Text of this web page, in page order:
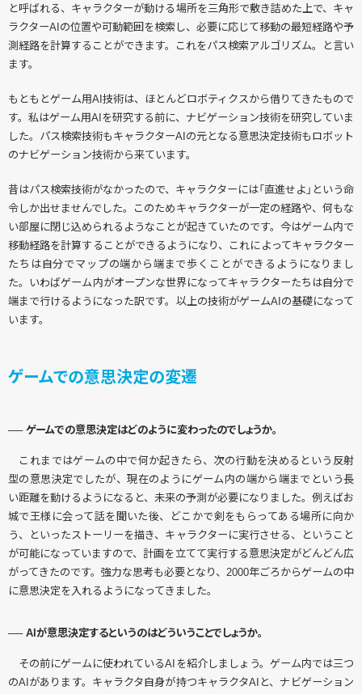
と呼ばれる、キャラクターが動ける場所を三角形で敷き詰めた上で、キャ
ラクターAIの位置や可動範囲を検索し、必要に応じて移動の最短経路や予
測経路を計算することができます。これをパス検索アルゴリズム。と言い
ます。
もともとゲーム用AI技術は、ほとんどロボティクスから借りてきたもので
す。私はゲーム用AIを研究する前に、ナビゲーション技術を研究していま
した。パス検索技術もキャラクターAIの元となる意思決定技術もロボット
のナビゲーション技術から来ています。
昔はパス検索技術がなかったので、キャラクターには「直進せよ」という命
令しか出せませんでした。このためキャラクターが一定の経路や、何もな
い部屋に閉じ込められるようなことが起きていたのです。今はゲーム内で
移動経路を計算することができるようになり、これによってキャラクター
たちは自分でマップの端から端まで歩くことができるようになりまし
た。いわばゲーム内がオープンな世界になってキャラクターたちは自分で
端まで行けるようになった訳です。以上の技術がゲームAIの基礎になって
います。
ゲームでの意思決定の変遷
── ゲームでの意思決定はどのように変わったのでしょうか。
これまではゲームの中で何か起きたら、次の行動を決めるという反射
型の意思決定でしたが、現在のようにゲーム内の端から端までという長
い距離を動けるようになると、未来の予測が必要になりました。例えばお
城で王様に会って話を聞いた後、どこかで剣をもらってある場所に向か
う、といったストーリーを描き、キャラクターに実行させる、ということ
が可能になっていますので、計画を立てて実行する意思決定がどんどん広
がってきたのです。強力な思考も必要となり、2000年ごろからゲームの中
に意思決定を入れるようになってきました。
── AIが意思決定するというのはどういうことでしょうか。
その前にゲームに使われているAIを紹介しましょう。ゲーム内では三つ
のAIがあります。キャラクタ自身が持つキャラクタAIと、ナビゲーション